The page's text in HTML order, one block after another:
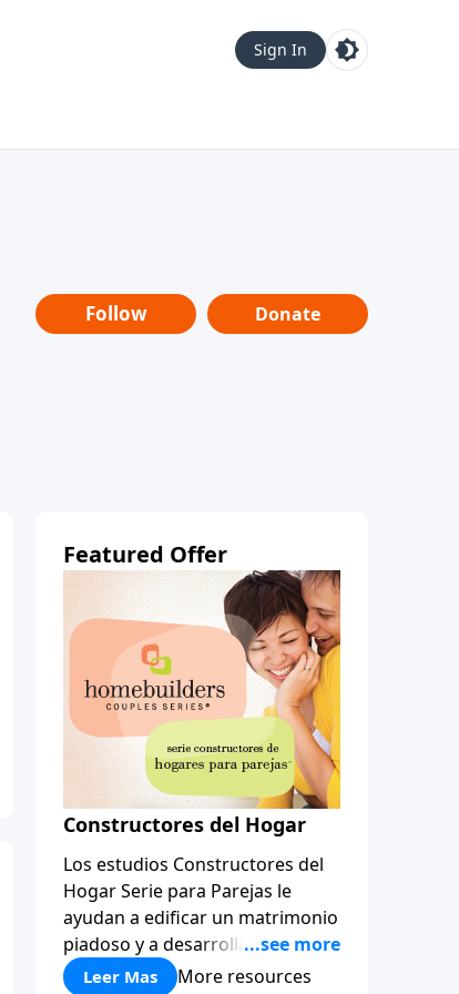
Sign In
Follow Donate
Featured Offer
Constructores del Hogar
Los estudios Constructores del
Hogar Serie para Parejas le
ayudan a edificar un matrimonio
piadoso y a desarrollar
amistades que duren para toda
Leer Mas More resources